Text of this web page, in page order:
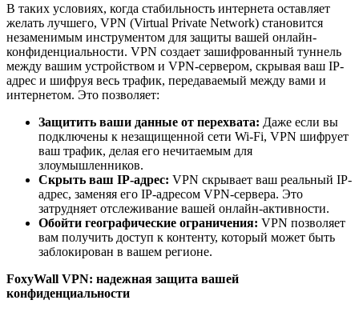
В таких условиях, когда стабильность интернета оставляет
желать лучшего, VPN (Virtual Private Network) становится
незаменимым инструментом для защиты вашей онлайн-
конфиденциальности. VPN создает зашифрованный туннель
между вашим устройством и VPN-сервером, скрывая ваш IP-
адрес и шифруя весь трафик, передаваемый между вами и
интернетом. Это позволяет:
Защитить ваши данные от перехвата: Даже если вы
подключены к незащищенной сети Wi-Fi, VPN шифрует
ваш трафик, делая его нечитаемым для
злоумышленников.
Скрыть ваш IP-адрес: VPN скрывает ваш реальный IP-
адрес, заменяя его IP-адресом VPN-сервера. Это
затрудняет отслеживание вашей онлайн-активности.
Обойти географические ограничения: VPN позволяет
вам получить доступ к контенту, который может быть
заблокирован в вашем регионе.
FoxyWall VPN: надежная защита вашей
конфиденциальности